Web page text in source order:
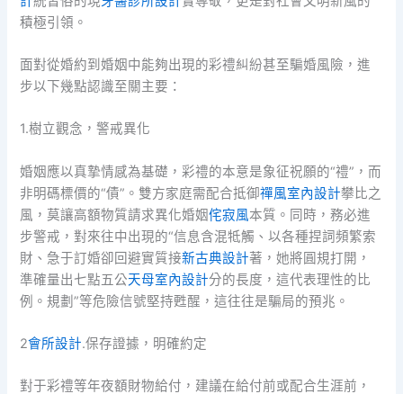
積極引領。
面對從婚約到婚姻中能夠出現的彩禮糾紛甚至騙婚風險，進
步以下幾點認識至關主要：
1.樹立觀念，警戒異化
婚姻應以真摯情感為基礎，彩禮的本意是象征祝願的“禮”，而
非明碼標價的“債”。雙方家庭需配合抵御禪風室內設計攀比之
風，莫讓高額物質請求異化婚姻侘寂風本質。同時，務必進
步警戒，對來往中出現的“信息含混牴觸、以各種捏詞頻繁索
財、急于訂婚卻回避實質接新古典設計著，她將圓規打開，
準確量出七點五公天母室內設計分的長度，這代表理性的比
例。規劃”等危險信號堅持甦醒，這往往是騙局的預兆。
2會所設計.保存證據，明確約定
對于彩禮等年夜額財物給付，建議在給付前或配合生涯前，